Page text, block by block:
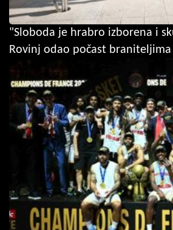
"Sloboda je hrabro izborena i
Rovinj odao počast braniteljima